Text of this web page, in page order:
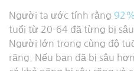
Người ta ước tính rằng
tuổi từ 20-64 đã từng bị
Người lớn trong cùng độ
răng. Nếu bạn đã bị sâu